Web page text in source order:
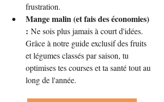
frustration.
Mange malin (et fais des économies)
: Ne sois plus jamais à court d'idées.
Grâce à notre guide exclusif des fruits
et légumes classés par saison, tu
optimises tes courses et ta santé tout au
long de l'année.